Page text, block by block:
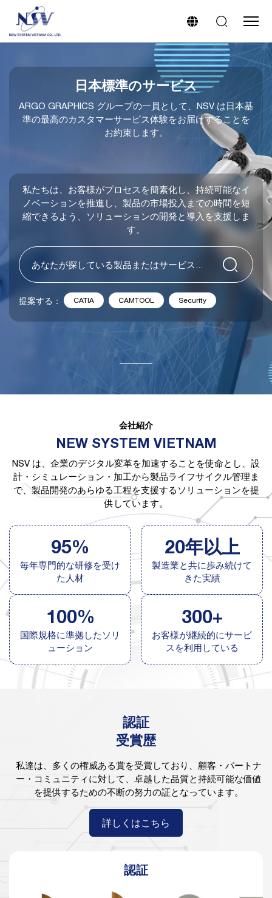
日本標準のサービス
ARGO GRAPHICS グループの一員として、NSV は日本基
準の最高のカスタマーサービス体験をお届けすることを
お約束します。
私たちは、お客様がプロセスを簡素化し、持続可能なイ
ノベーションを推進し、製品の市場投入までの時間を短
縮できるよう、ソリューションの開発と導入を支援しま
す。
提案する： CATIA CAMTOOL Security
会社紹介
NEW SYSTEM VIETNAM
NSV は、企業のデジタル変革を加速することを使命とし、設
計・シミュレーション・加工から製品ライフサイクル管理ま
で、製品開発のあらゆる工程を支援するソリューションを提
供しています。
95%
毎年専門的な研修を受け
た人材
20年以上
製造業と共に歩み続けて
きた実績
100%
国際規格に準拠したソリ
ューション
300+
お客様が継続的にサービ
スを利用している
認証
受賞歴
私達は、多くの権威ある賞を受賞しており、顧客・パートナ
ー・コミュニティに対して、卓越した品質と持続可能な価値
を提供するための不断の努力の証となっています。
詳しくはこちら
認証